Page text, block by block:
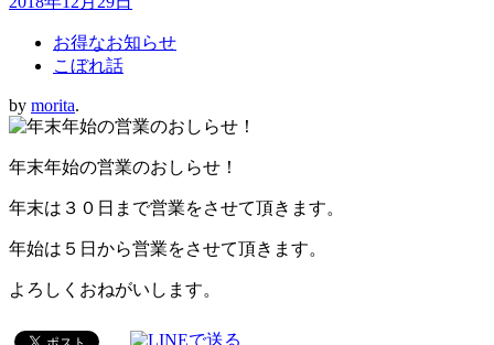
お得なお知らせ
こぼれ話
by morita.
年末年始の営業のおしらせ！
年末は３０日まで営業をさせて頂きます。
年始は５日から営業をさせて頂きます。
よろしくおねがいします。